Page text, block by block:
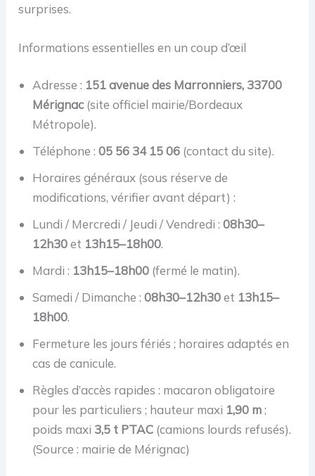
surprises.
Informations essentielles en un coup d’œil
Adresse : 151 avenue des Marronniers, 33700
Mérignac(site officiel mairie/Bordeaux
Métropole).
Téléphone :05 56 34 15 06 (contact du site).
Horaires généraux (sous réserve de
modifications, vérifier avant départ) :
Lundi / Mercredi / Jeudi / Vendredi :08h30–
12h30et 13h15–18h00.
Mardi : 13h15–18h00 (fermé le matin).
Samedi / Dimanche :08h30–12h30et 13h15–
18h00.
Fermeture les jours fériés ; horaires adaptés en
cas de canicule.
Règles d’accès rapides : macaron obligatoire
pour les particuliers ; hauteur maxi 1,90 m;
poids maxi 3,5 t PTAC (camions lourds refusés).
(Source : mairie de Mérignac)